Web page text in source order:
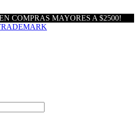
COMPRAS MAYORES A $2500!